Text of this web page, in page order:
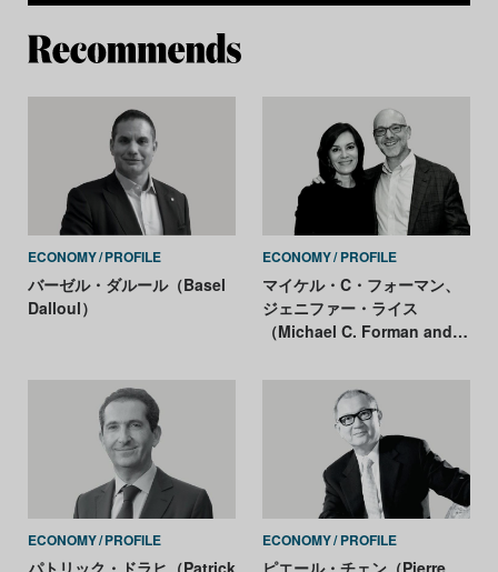
ECONOMY PROFILE
バーゼル・ダルール（Basel
Dalloul）
ECONOMY PROFILE
マイケル・C・フォーマン、
ジェニファー・ライス
（Michael C. Forman and
ECONOMY PROFILE ECONOMY PROFILE